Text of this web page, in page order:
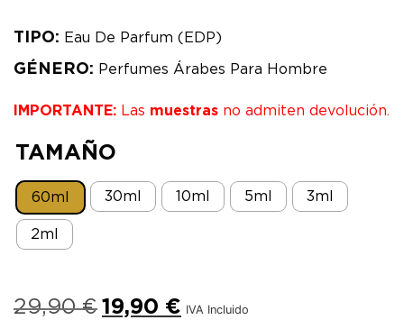
TIPO: Eau De Parfum (EDP)
GÉNERO: Perfumes Árabes Para Hombre
IMPORTANTE: Las muestras no admiten devolución.
TAMAÑO
60ml 30ml 10ml 5ml 3ml
2ml
29,90€ 19,90 € IVA Incluido